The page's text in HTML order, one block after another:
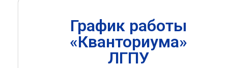
График работы
«Кванториума»
ЛГПУ